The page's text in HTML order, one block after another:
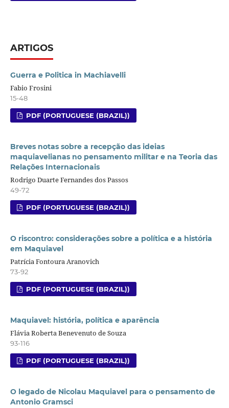
ARTIGOS
Guerra e Politica in Machiavelli
Fabio Frosini
15-48
PDF (PORTUGUESE (BRAZIL))
Breves notas sobre a recepção das ideias
maquiavelianas no pensamento militar e na Teoria das
Relações Internacionais
Rodrigo Duarte Fernandes dos Passos
49-72
PDF (PORTUGUESE (BRAZIL))
O riscontro: considerações sobre a política e a história
em Maquiavel
Patrícia Fontoura Aranovich
73-92
PDF (PORTUGUESE (BRAZIL))
Maquiavel: história, política e aparência
Flávia Roberta Benevenuto de Souza
93-116
PDF (PORTUGUESE (BRAZIL))
O legado de Nicolau Maquiavel para o pensamento de
Antonio Gramsci